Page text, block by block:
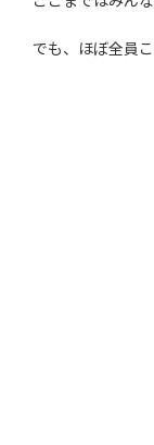
でも、ほぼ全員